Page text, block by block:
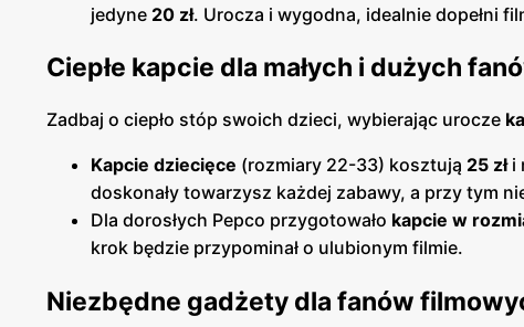
jedyne 20 zł. Urocza i wygodna, idealnie dopełni
Ciepłe kapcie dla małych i dużych
Zadbaj o ciepło stóp swoich dzieci, wybierając urocze
Kapcie dziecięce (rozmiary 22-33) kosztują 25 złi
doskonały towarzysz każdej zabawy, a przy tym
Dla dorosłych Pepco przygotowało kapcie w
krok będzie przypominał o ulubionym filmie.
Niezbędne gadżety dla fanów